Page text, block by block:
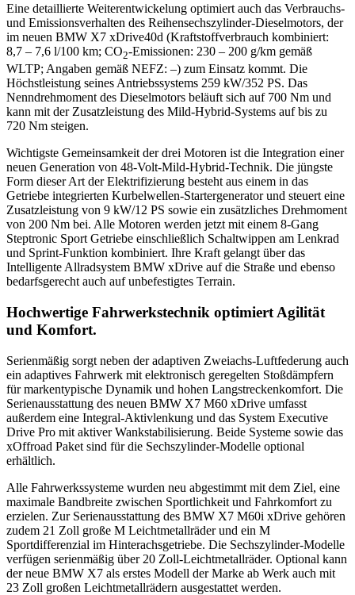
Eine detaillierte Weiterentwickelung optimiert auch das Verbrauchs-
und Emissionsverhalten des Reihensechszylinder-Dieselmotors, der
im neuen BMW X7 xDrive40d (Kraftstoffverbrauch kombiniert:
8,7 – 7,6 l/100 km; CO2-Emissionen: 230 – 200 g/km gemäß
WLTP; Angaben gemäß NEFZ: –) zum Einsatz kommt. Die
Höchstleistung seines Antriebssystems 259 kW/352 PS. Das
Nenndrehmoment des Dieselmotors beläuft sich auf 700 Nm und
kann mit der Zusatzleistung des Mild-Hybrid-Systems auf bis zu
720 Nm steigen.
Wichtigste Gemeinsamkeit der drei Motoren ist die Integration einer
neuen Generation von 48-Volt-Mild-Hybrid-Technik. Die jüngste
Form dieser Art der Elektrifizierung besteht aus einem in das
Getriebe integrierten Kurbelwellen-Startergenerator und steuert eine
Zusatzleistung von 9 kW/12 PS sowie ein zusätzliches Drehmoment
von 200 Nm bei. Alle Motoren werden jetzt mit einem 8-Gang
Steptronic Sport Getriebe einschließlich Schaltwippen am Lenkrad
und Sprint-Funktion kombiniert. Ihre Kraft gelangt über das
Intelligente Allradsystem BMW xDrive auf die Straße und ebenso
bedarfsgerecht auch auf unbefestigtes Terrain.
Hochwertige Fahrwerkstechnik optimiert Agilität
und Komfort.
Serienmäßig sorgt neben der adaptiven Zweiachs-Luftfederung auch
ein adaptives Fahrwerk mit elektronisch geregelten Stoßdämpfern
für markentypische Dynamik und hohen Langstreckenkomfort. Die
Serienausstattung des neuen BMW X7 M60 xDrive umfasst
außerdem eine Integral-Aktivlenkung und das System Executive
Drive Pro mit aktiver Wankstabilisierung. Beide Systeme sowie das
xOffroad Paket sind für die Sechszylinder-Modelle optional
erhältlich.
Alle Fahrwerkssysteme wurden neu abgestimmt mit dem Ziel, eine
maximale Bandbreite zwischen Sportlichkeit und Fahrkomfort zu
erzielen. Zur Serienausstattung des BMW X7 M60i xDrive gehören
zudem 21 Zoll große M Leichtmetallräder und ein M
Sportdifferenzial im Hinterachsgetriebe. Die Sechszylinder-Modelle
verfügen serienmäßig über 20 Zoll-Leichtmetallräder. Optional kann
der neue BMW X7 als erstes Modell der Marke ab Werk auch mit
23 Zoll großen Leichtmetallrädern ausgestattet werden.